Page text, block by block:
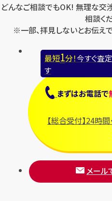
どんなご相談でもOK! 無理な交
相談く
※一部、拝見しないとお伝え
最短1分！今すぐ査
す
まずはお電話で
【総合受付】24時
メール